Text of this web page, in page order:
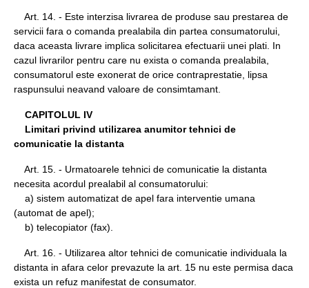
Art. 14. - Este interzisa livrarea de produse sau prestarea de
servicii fara o comanda prealabila din partea consumatorului,
daca aceasta livrare implica solicitarea efectuarii unei plati. In
cazul livrarilor pentru care nu exista o comanda prealabila,
consumatorul este exonerat de orice contraprestatie, lipsa
raspunsului neavand valoare de consimtamant.
CAPITOLUL IV
Limitari privind utilizarea anumitor tehnici de
comunicatie la distanta
Art. 15. - Urmatoarele tehnici de comunicatie la distanta
necesita acordul prealabil al consumatorului:
a) sistem automatizat de apel fara interventie umana
(automat de apel);
b) telecopiator (fax).
Art. 16. - Utilizarea altor tehnici de comunicatie individuala la
distanta in afara celor prevazute la art. 15 nu este permisa daca
exista un refuz manifestat de consumator.